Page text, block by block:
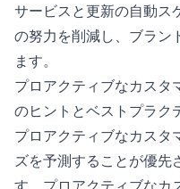
サービスと更新の自動ス
の努力を削減し、ブラン
ます。
プロアクティブなカスタ
のヒントとベストプラク
プロアクティブなカスタ
ズを予測することが優先
す。プロアクティブなカ